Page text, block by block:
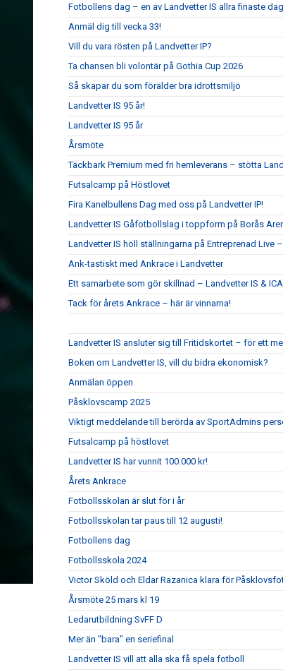
Fotbollens dag – en av Landvetter IS allra finaste
Anmäl dig till vecka 33!
Vill du vara rösten på Landvetter IP?
Ta chansen bli volontär på Gothia Cup 2026
Så skapar du som förälder bra idrottsmiljö
Landvetter IS 95 år!
Landvetter IS 95 år
Årsmöte
Täckbark Premium med fri hemleverans – stötta
Futsalcamp på Höstlovet
Fira Kanelbullens Dag med oss på Landvetter IP!
Landvetter IS Gåfotbollslag i toppform på Borås
Landvetter IS höll ställningarna på Entreprenad Live
Ank-tastiskt med Ankrace i Landvetter
Ett samarbete som gör skillnad – Landvetter IS &
Tack för årets Ankrace – här är vinnarna!
Landvetter IS ansluter sig till Fritidskortet – för ett
Boken om Landvetter IS, vill du bidra ekonomisk?
Anmälan öppen
Påsklovscamp 2025
Viktigt meddelande till berörda av SportAdmins
Futsalcamp på höstlovet
Landvetter IS har vunnit 100.000 kr!
Årets Ankrace
Fotbollsskolan är slut för i år
Fotbollsskolan tar paus till 12 augusti!
Fotbollens dag
Fotbollsskola 2024
Victor Sköld och Eldar Razanica klara för
Årsmöte 25 mars kl 19
Ledarutbildning SvFF D
Mer än "bara" en seriefinal
Landvetter IS vill att alla ska få spela fotboll